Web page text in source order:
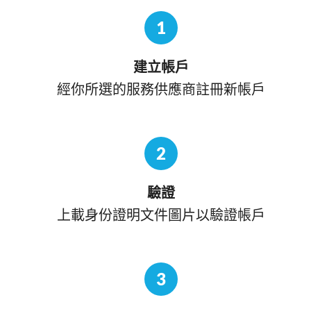
1
建立帳戶
經你所選的服務供應商註冊新帳戶
2
驗證
上載身份證明文件圖片以驗證帳戶
3